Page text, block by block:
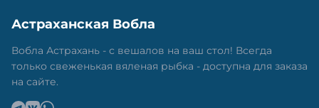
Астраханская Вобла
Вобла Астрахань - с вешалов на ваш стол! Всегда
только свеженькая вяленая рыбка - доступна для заказа
на сайте.